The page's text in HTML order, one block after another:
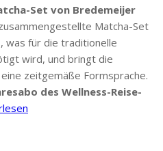
Set von Bredemeijer
Matcha-Set
was für die traditionelle
wird, und bringt die
zeitgemäße Formsprache.
des Wellness-Reise-